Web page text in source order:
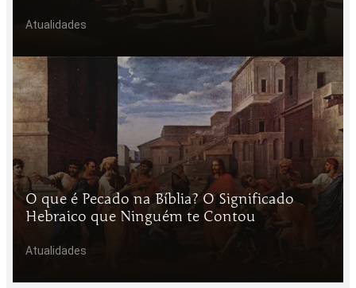
Atualidades
O que é Pecado na Bíblia? O Significado
Hebraico que Ninguém te Contou
Atualidades